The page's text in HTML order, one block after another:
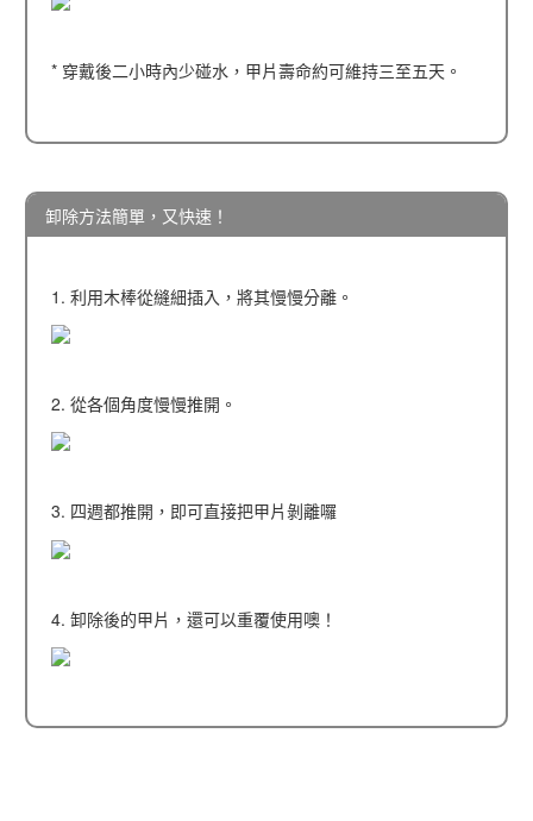
* 穿戴後二小時內少碰水，甲片壽命約可維持三至五天。
卸除方法簡單，又快速！
1. 利用木棒從縫細插入，將其慢慢分離。
2. 從各個角度慢慢推開。
3. 四週都推開，即可直接把甲片剝離囉
4. 卸除後的甲片，還可以重覆使用噢！